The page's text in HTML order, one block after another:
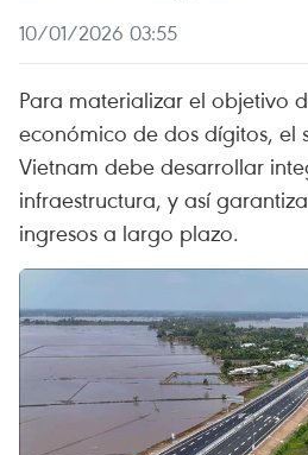
10/01/2026 03:55
Para materializar el objetivo
económico de dos dígitos, el
Vietnam debe desarrollar
infraestructura, y así
ingresos a largo plazo.